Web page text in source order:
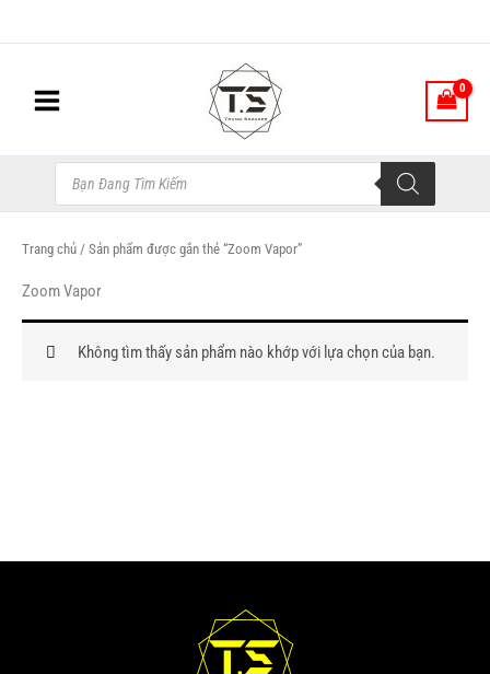
tới
Tìm
kiếm
sản
phẩm
Trang chủ / Sản phẩm được gắn thẻ “Zoom Vapor”
Zoom Vapor
Không tìm thấy sản phẩm nào khớp với lựa chọn của bạn.